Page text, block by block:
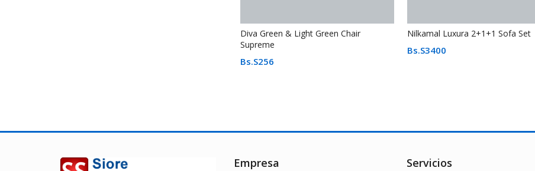
Diva Green & Light Green Chair
Supreme
Bs.S256
Nilkamal Luxura 2+1+1 Sofa Set
Bs.S3400
Empresa Servicios